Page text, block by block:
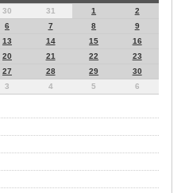
30 31 1
2
6 7 8
9
13 14 15
16
20 21 22
23
27 28 29
30
3 4 5 6